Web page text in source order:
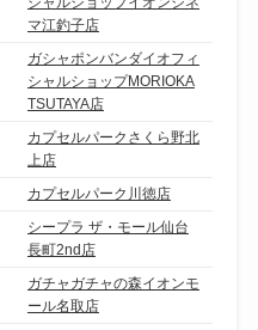
マ江釣子店
ガシャポンバンダイオフィ
シャルショップMORIOKA
TSUTAYA店
カプセルパークさくら野北
上店
カプセルパーク川徳店
シープラ ザ・モール仙台
長町2nd店
ガチャガチャの森イオンモ
ール名取店